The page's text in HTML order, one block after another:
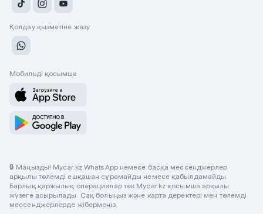
Қолдау қызметіне жазу
Мобильді қосымша
🔒 Маңызды! Mycar.kz WhatsApp немесе басқа мессенджерлер
арқылы төлемді ешқашан сұрамайды немесе қабылдамайды.
Барлық қаржылық операциялар тек Mycar.kz қосымша арқылы
жүзеге асырылады. Сақ болыңыз және карта деректері мен төлемді
мессенджерлерде жібермеңіз.